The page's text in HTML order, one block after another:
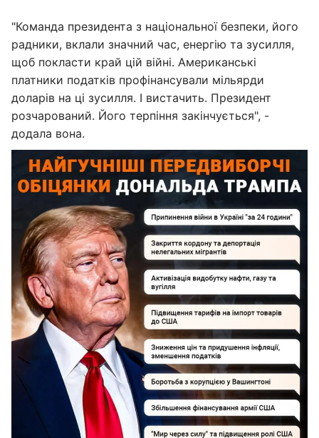
"Команда президента з національної безпеки, його
радники, вклали значний час, енергію та зусилля,
щоб покласти край цій війні. Американські
платники податків профінансували мільярди
доларів на ці зусилля. І вистачить. Президент
розчарований. Його терпіння закінчується", -
додала вона.